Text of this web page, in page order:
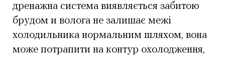
дренажна система виявляється забитою
брудом и волога не залишає межі
холодильника нормальним шляхом, вона
може потрапити на контур охолодження,